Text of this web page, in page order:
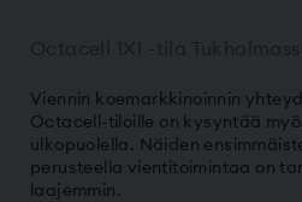
Viennin koemarkkinoinnin
Octacell-tiloille on kysyntää
ulkopuolella. Näiden
perusteella vientitoimintaa on
laajemmin.